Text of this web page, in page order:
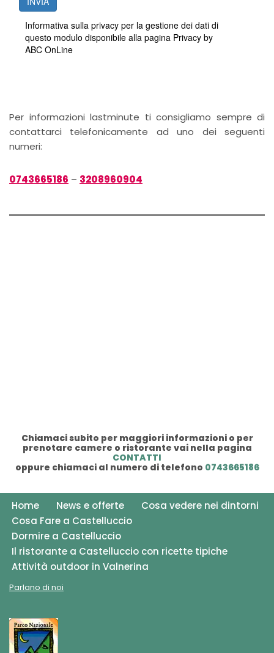
Per informazioni lastminute ti consigliamo sempre di
contattarci telefonicamente ad uno dei seguenti
numeri:
0743665186 – 3208960904
Chiamaci subito per maggiori informazioni o per
prenotare camere o ristorante vai nella pagina
CONTATTI
oppure chiamaci al numero di telefono 0743665186
Home News e offerte
Cosa vedere nei dintorni
Cosa Fare a Castelluccio
Dormire a Castelluccio
Il ristorante a Castelluccio con ricette tipiche
Attività outdoor in Valnerina
Parlano di noi